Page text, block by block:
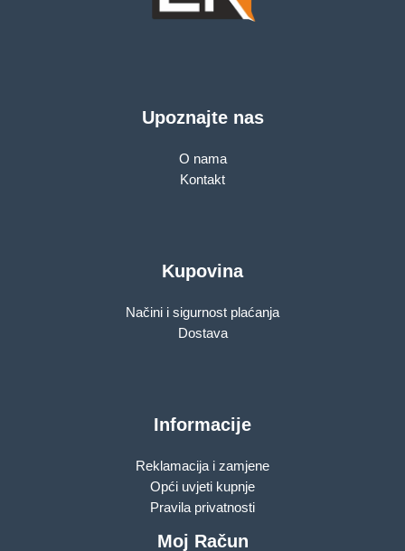
Upoznajte nas
O nama
Kontakt
Kupovina
Načini i sigurnost plaćanja
Dostava
Informacije
Reklamacija i zamjene
Opći uvjeti kupnje
Pravila privatnosti
Moj Račun